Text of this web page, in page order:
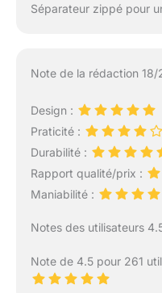
Séparateur zippé pour
Note de la rédaction 18/
Design :
Praticité :
Durabilité :
Rapport qualité/prix :
Maniabilité :
Notes des utilisateurs
Note de 4.5 pour 261